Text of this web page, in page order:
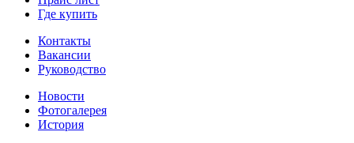
Где купить
Контакты
Вакансии
Руководство
Новости
Фотогалерея
История